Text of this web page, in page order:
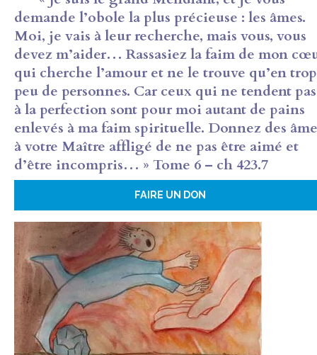
demande l’obole la plus précieuse : les âmes.
Moi, je vais à leur recherche, mais vous, vous
devez m’aider… Rassasiez la faim de mon
qui cherche l’amour et ne le trouve qu’en trop
peu de personnes. Car ceux qui ne tendent pas
à la perfection sont pour moi autant de pains
enlevés à ma faim spirituelle. Donnez des
à votre Maître affligé de ne pas être aimé et
d’être incompris… » Tome 6 – ch 423.7
FAIRE UN DON